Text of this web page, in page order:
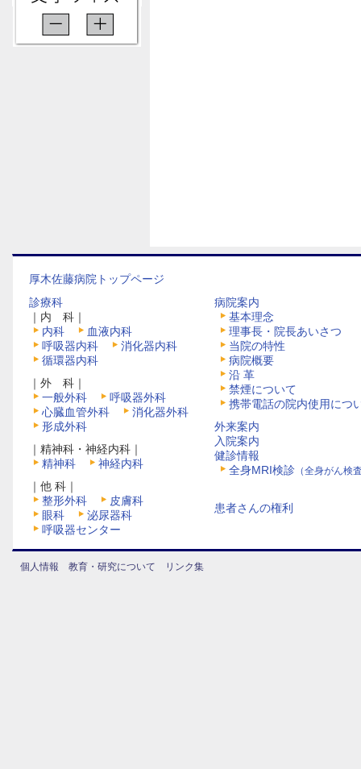
厚木佐藤病院トップページ
診療科
｜内 科｜
内科
血液内科
呼吸器内科
消化器内科
循環器内科
｜外 科｜
一般外科
呼吸器外科
心臓血管外科
消化器外科
形成外科
｜精神科・神経内科｜
精神科
神経内科
｜他 科｜
整形外科
皮膚科
眼科
泌尿器科
呼吸器センター
病院案内
基本理念
理事長・院長あいさつ
当院の特性
病院概要
沿 革
禁煙について
携帯電話の院内使用につ
外来案内
入院案内
健診情報
全身MRI検診 （全身がん検
患者さんの権利
個人情報 教育・研究について リンク集